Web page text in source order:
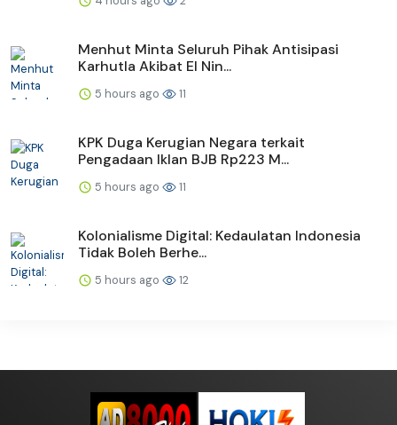
Menhut Minta Seluruh Pihak Antisipasi
Karhutla Akibat El Nin...
5 hours ago 11
KPK Duga Kerugian Negara terkait
Pengadaan Iklan BJB Rp223 M...
5 hours ago 11
Kolonialisme Digital: Kedaulatan Indonesia
Tidak Boleh Berhe...
5 hours ago 12